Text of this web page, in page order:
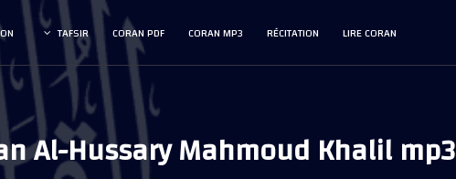
LIRE CORAN
RÉCITATION
CORAN MP3
CORAN PDF
TAFSIR
Al-Hussary Mahmoud Khalil mp3